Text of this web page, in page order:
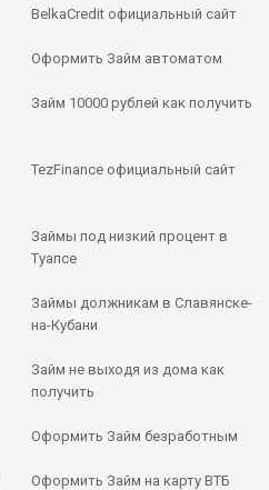
BelkaCredit официальный сайт
Оформить Займ автоматом
Займ 10000 рублей как получить
TezFinance официальный сайт
Займы под низкий процент в
Туапсе
Займы должникам в Славянске-
на-Кубани
Займ не выходя из дома как
получить
Оформить Займ безработным
Оформить Займ на карту ВТБ